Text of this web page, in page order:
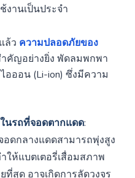
งานเป็นประจำ
ล้ว ความปลอดภัยของ
คัญอย่างยิ่ง พัดลมพกพา
อออน (Li-ion) ซึ่งมีความ
นรถที่จอดตากแดด:
ดกลางแดดสามารถพุ่งสูง
ให้แบตเตอรี่เสื่อมสภาพ
สุด อาจเกิดการลัดวงจร